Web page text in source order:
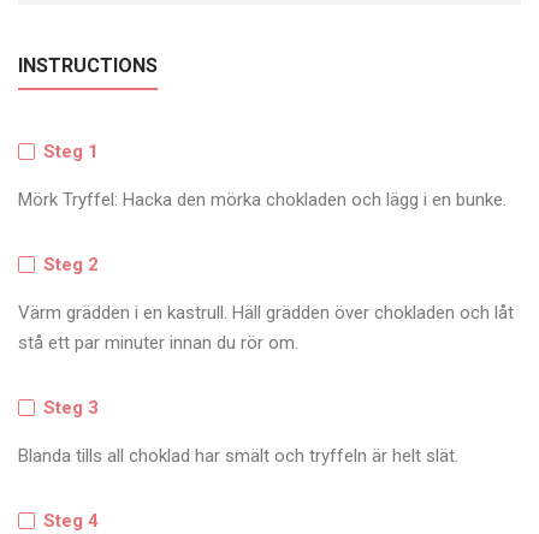
INSTRUCTIONS
Steg 1
Mörk Tryffel: Hacka den mörka chokladen och lägg i en bunke.
Steg 2
Värm grädden i en kastrull. Häll grädden över chokladen och låt
stå ett par minuter innan du rör om.
Steg 3
Blanda tills all choklad har smält och tryffeln är helt slät.
Steg 4